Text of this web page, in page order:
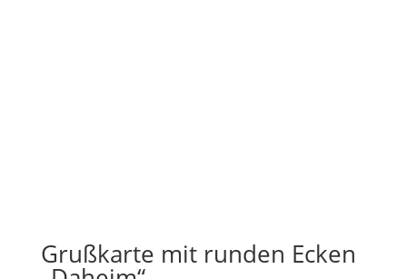
Grußkarte mit runden Ecken